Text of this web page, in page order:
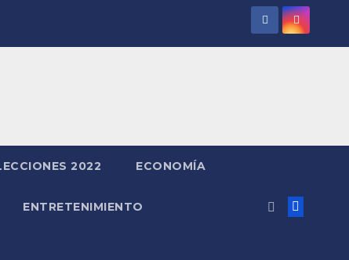
2022 ECONOMÍA
ENTRETENIMIENTO